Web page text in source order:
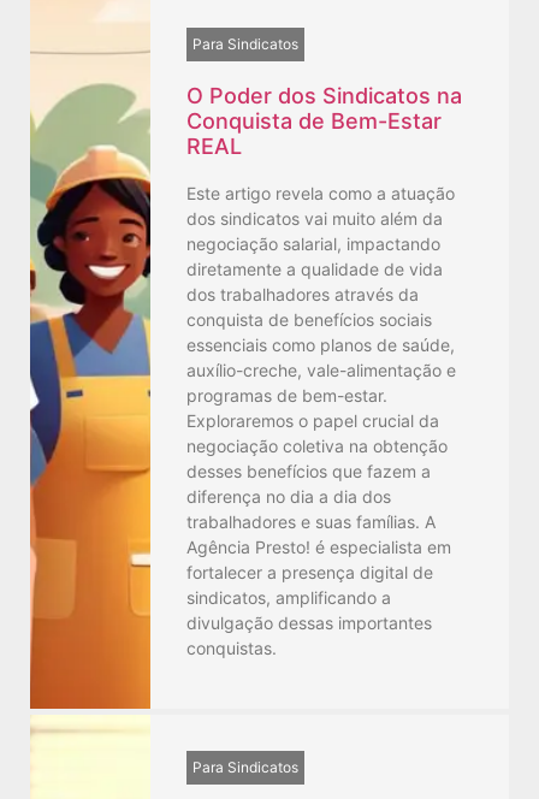
Para Sindicatos
O Poder dos Sindicatos na
Conquista de Bem-Estar
REAL
Este artigo revela como a atuação
dos sindicatos vai muito além da
negociação salarial, impactando
diretamente a qualidade de vida
dos trabalhadores através da
conquista de benefícios sociais
essenciais como planos de saúde,
auxílio-creche, vale-alimentação e
programas de bem-estar.
Exploraremos o papel crucial da
negociação coletiva na obtenção
desses benefícios que fazem a
diferença no dia a dia dos
trabalhadores e suas famílias. A
Agência Presto! é especialista em
fortalecer a presença digital de
sindicatos, amplificando a
divulgação dessas importantes
conquistas.
Para Sindicatos